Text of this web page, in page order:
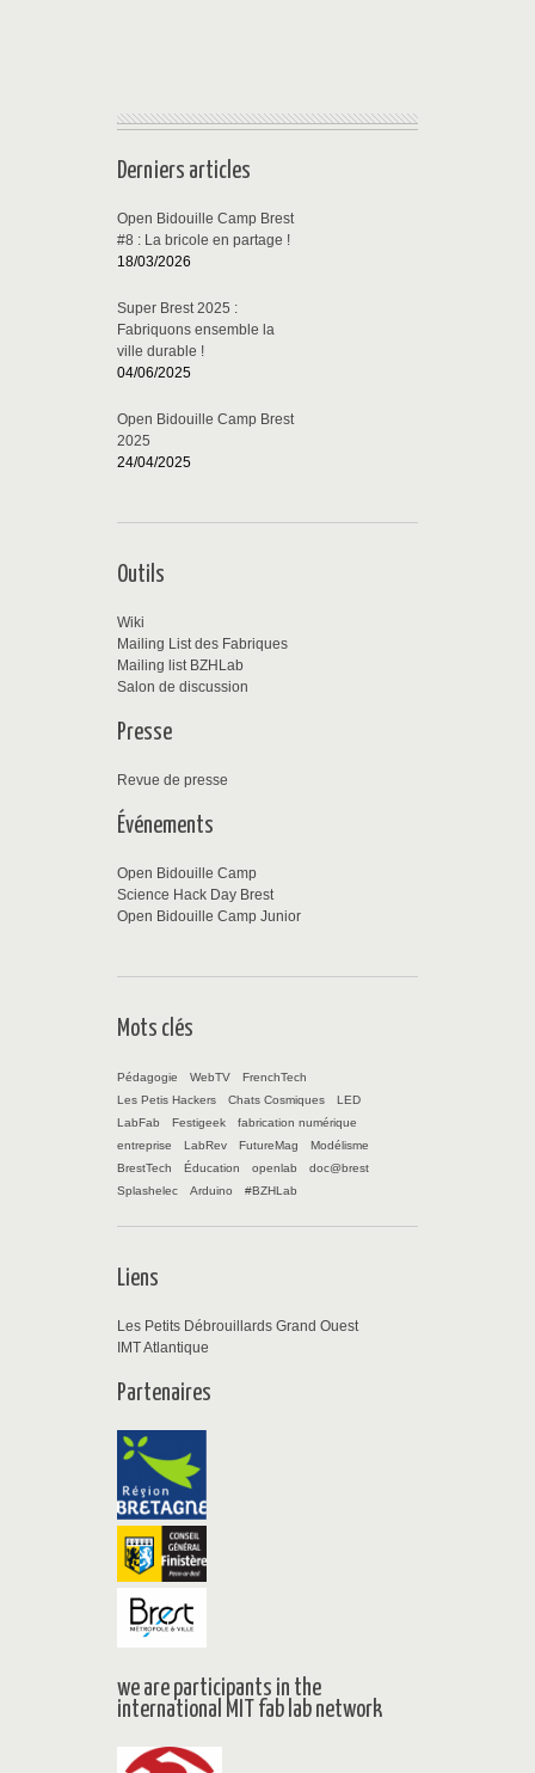
Derniers articles
Open Bidouille Camp Brest
#8 : La bricole en partage !
18/03/2026
Super Brest 2025 :
Fabriquons ensemble la
ville durable !
04/06/2025
Open Bidouille Camp Brest
2025
24/04/2025
Outils
Wiki
Mailing List des Fabriques
Mailing list BZHLab
Salon de discussion
Presse
Revue de presse
Événements
Open Bidouille Camp
Science Hack Day Brest
Open Bidouille Camp Junior
Mots clés
Pédagogie WebTV
FrenchTech
Les Petis Hackers
Chats Cosmiques
LED
LabFab
Festigeek
fabrication numérique
entreprise
LabRev FutureMag
Modélisme
BrestTech
Éducation openlab
doc@brest
Splashelec
Arduino #BZHLab
Liens
Les Petits Débrouillards Grand Ouest
IMT Atlantique
Partenaires
we are participants in the
international MIT fab lab network